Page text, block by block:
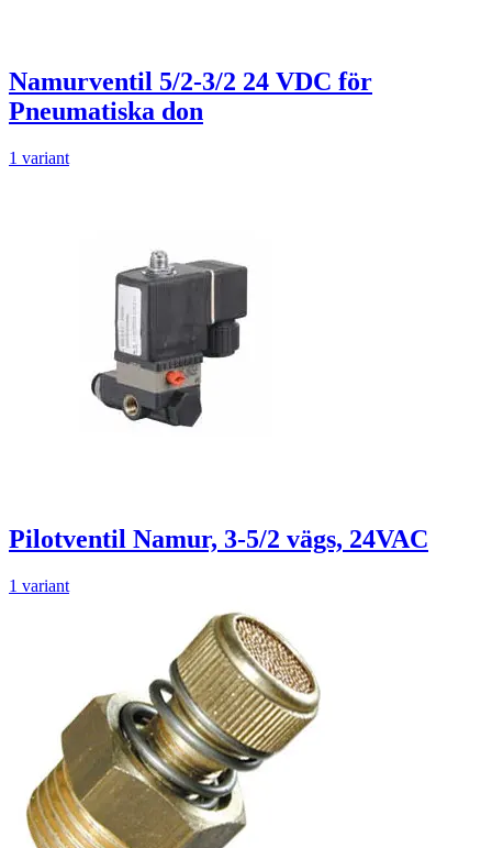
Namurventil 5/2-3/2 24 VDC för
Pneumatiska don
1 variant
Pilotventil Namur, 3-5/2 vägs, 24VAC
1 variant